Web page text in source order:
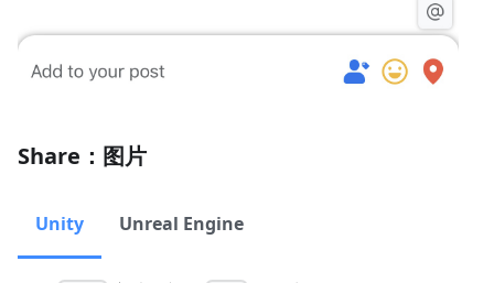
Share：图片
Unity Unreal Engine